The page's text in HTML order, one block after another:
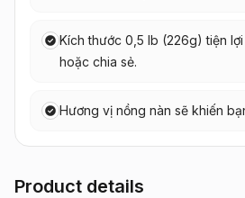
Kích thước 0,5 lb (226g) tiện
hoặc chia sẻ.
Hương vị nồng nàn sẽ khiến
Product details